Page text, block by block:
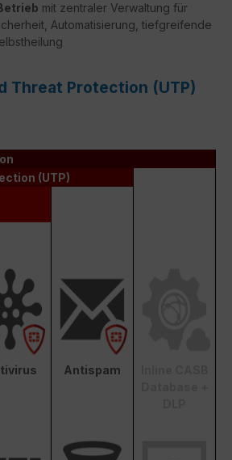
mit zentraler Verwaltung für
Automatisierung, tiefgreifende
Threat Protection (UTP)
(UTP)
Antispam